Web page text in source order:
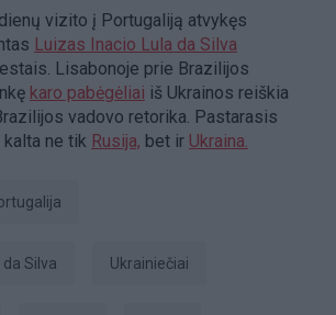
vizito į Portugaliją atvykęs
Luizas Inacio Lula da Silva
Lisabonoje prie Brazilijos
karo pabėgėliai iš Ukrainos reiškia
vadovo retorika. Pastarasis
ne tik Rusija, bet ir Ukraina.
da Silva ukrainiečiai